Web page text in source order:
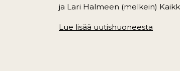
ja Lari Halmeen (melkein) Kaikki
Lue lisää uutishuoneesta